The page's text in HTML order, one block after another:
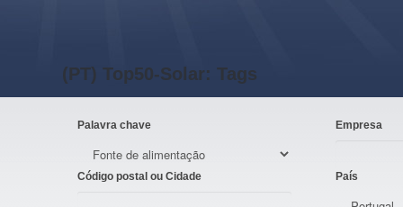
(PT) Top50-Solar: Tags
Palavra chave Empresa
Código postal ou Cidade País